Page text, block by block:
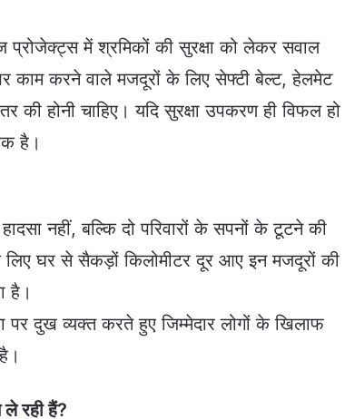
प्रोजेक्ट्स में श्रमिकों की सुरक्षा को लेकर सवाल
काम करने वाले मजदूरों के लिए सेफ्टी बेल्ट, हेलमेट
की होनी चाहिए। यदि सुरक्षा उपकरण ही विफल हो
है।
नहीं, बल्कि दो परिवारों के सपनों के टूटने की
लिए घर से सैकड़ों किलोमीटर दूर आए इन मजदूरों की
है।
पर दुख व्यक्त करते हुए जिम्मेदार लोगों के खिलाफ
ले रही हैं?